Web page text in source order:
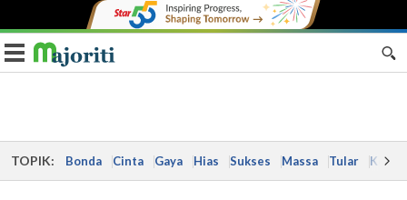
Toggle navigation
TOPIK: Bonda Cinta Gaya Hias Sukses Massa Tular Kes